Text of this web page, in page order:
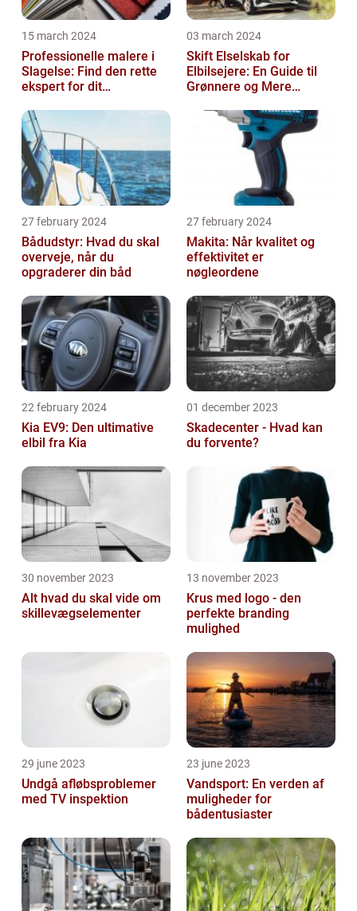
15 march 2024
Professionelle malere i
Slagelse: Find den rette
ekspert for dit
03 march 2024
Skift Elselskab for
Elbilsejere: En Guide til
Grønnere og Mere
27 february 2024
Bådudstyr: Hvad du skal
overveje, når du
opgraderer din båd
27 february 2024
Makita: Når kvalitet og
effektivitet er
nøgleordene
22 february 2024
Kia EV9: Den ultimative
elbil fra Kia
01 december 2023
Skadecenter - Hvad kan
du forvente?
30 november 2023
Alt hvad du skal vide om
skillevægselementer
13 november 2023
Krus med logo - den
perfekte branding
mulighed
29 june 2023
Undgå afløbsproblemer
med TV inspektion
23 june 2023
Vandsport: En verden af
muligheder for
bådentusiaster